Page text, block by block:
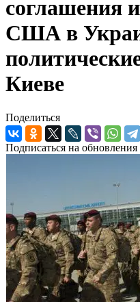
соглашения
США в
Киеве
Поделиться
Подписаться на обновления